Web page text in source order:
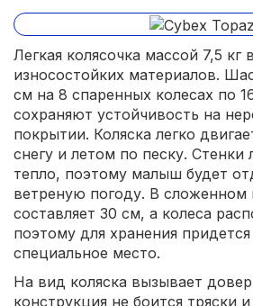
Легкая колясочка массой 7,5 кг
износостойких материалов.
см на 8 спаренных колесах по
сохраняют устойчивость на
покрытии. Коляска легко
снегу и летом по песку.
тепло, поэтому малыш будет
ветреную погоду. В
составляет 30 см, а колеса
поэтому для хранения
специальное место.
На вид коляска вызывает
конструкция не боится тряски